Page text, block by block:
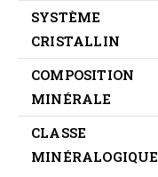
SYSTÈME
CRISTALLIN
COMPOSITION
MINÉRALE
CLASSE
MINÉRALOGIQUE